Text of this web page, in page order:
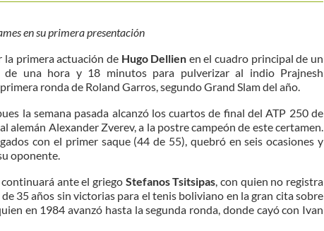
en su primera presentación
la primera actuación de Hugo Dellien en el cuadro principal de un
de una hora y 18 minutos para pulverizar al indio Prajnesh
ronda de Roland Garros, segundo Grand Slam del año.
la semana pasada alcanzó los cuartos de final del ATP 250 de
alemán Alexander Zverev, a la postre campeón de este certamen.
con el primer saque (44 de 55), quebró en seis ocasiones y
oponente.
ante el griego Stefanos Tsitsipas, con quien no registra
35 años sin victorias para el tenis boliviano en la gran cita sobre
en 1984 avanzó hasta la segunda ronda, donde cayó con Ivan